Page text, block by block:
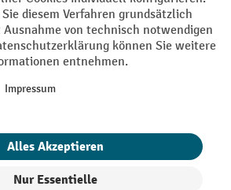
Mehrwertsteuer zzgl.Versandkostenund ggf.
nicht anders angegeben.
der Vorrat reicht. Der Rabatt gilt nicht auf
möglich. | ² Der Rabatt wird einmalig bei
des Rabatts variiert je nach
bis zu 10 % (10 % auf Lager, Umwelt,
sind Elektro-Hubwagen,